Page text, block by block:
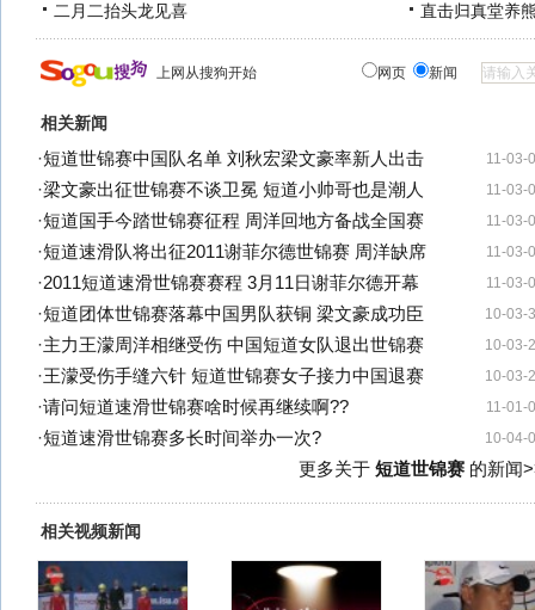
二月二抬头龙见喜 直击归真堂养
上网从搜狗开始 网页 新闻
相关新闻
11-03-
·短道世锦赛中国队名单 刘秋宏梁文豪率新人出击
11-03-
·梁文豪出征世锦赛不谈卫冕 短道小帅哥也是潮人
11-03-
·短道国手今踏世锦赛征程 周洋回地方备战全国赛
11-03-
·短道速滑队将出征2011谢菲尔德世锦赛 周洋缺席
11-03-
·2011短道速滑世锦赛赛程 3月11日谢菲尔德开幕
10-03-
·短道团体世锦赛落幕中国男队获铜 梁文豪成功臣
10-03-
·主力王濛周洋相继受伤 中国短道女队退出世锦赛
10-03-
·王濛受伤手缝六针 短道世锦赛女子接力中国退赛
11-01-
·请问短道速滑世锦赛啥时候再继续啊??
10-04-
·短道速滑世锦赛多长时间举办一次?
更多关于 短道世锦赛的新闻
相关视频新闻